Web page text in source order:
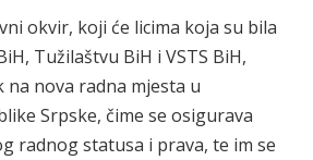
okvir, koji će licima koja su bila
Tužilaštvu BiH i VSTS BiH,
nova radna mjesta u
Srpske, čime se osigurava
radnog statusa i prava, te im se